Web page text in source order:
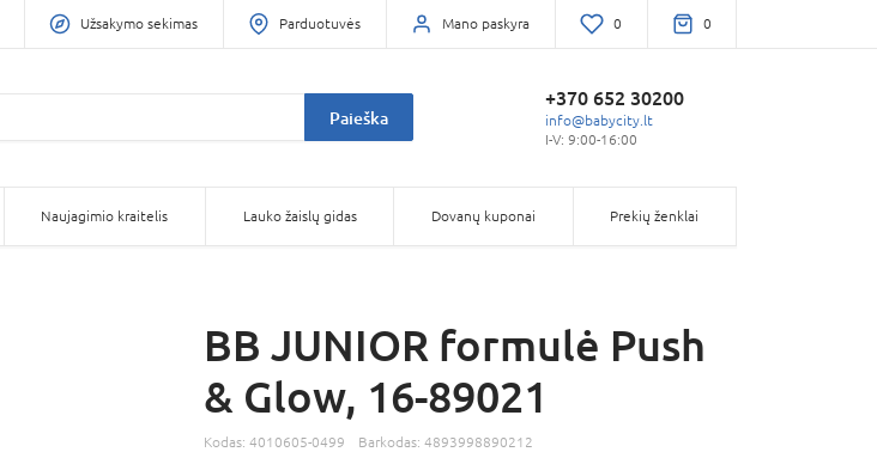
Užsakymo sekimas Parduotuvės Mano paskyra 0 0
Paieška
+370 652 30200
info@babycity.lt
I-V: 9:00-16:00
Naujagimio kraitelis Lauko žaislų gidas Dovanų kuponai Prekių ženklai
BB JUNIOR formulė Push
& Glow, 16-89021
Kodas: 4010605-0499 Barkodas: 4893998890212